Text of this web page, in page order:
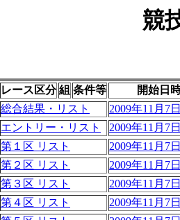
競
レース区分 組 条件等
開始日
総合結果・リスト
2009年11月7
エントリー・リスト
2009年11月7
第１区 リスト
2009年11月7
第２区 リスト
2009年11月7
第３区 リスト
2009年11月7
第４区 リスト
2009年11月7